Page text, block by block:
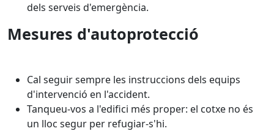
dels serveis d'emergència.
Mesures d'autoprotecció
Cal seguir sempre les instruccions dels equips
d'intervenció en l'accident.
Tanqueu-vos a l'edifici més proper: el cotxe no és
un lloc segur per refugiar-s'hi.